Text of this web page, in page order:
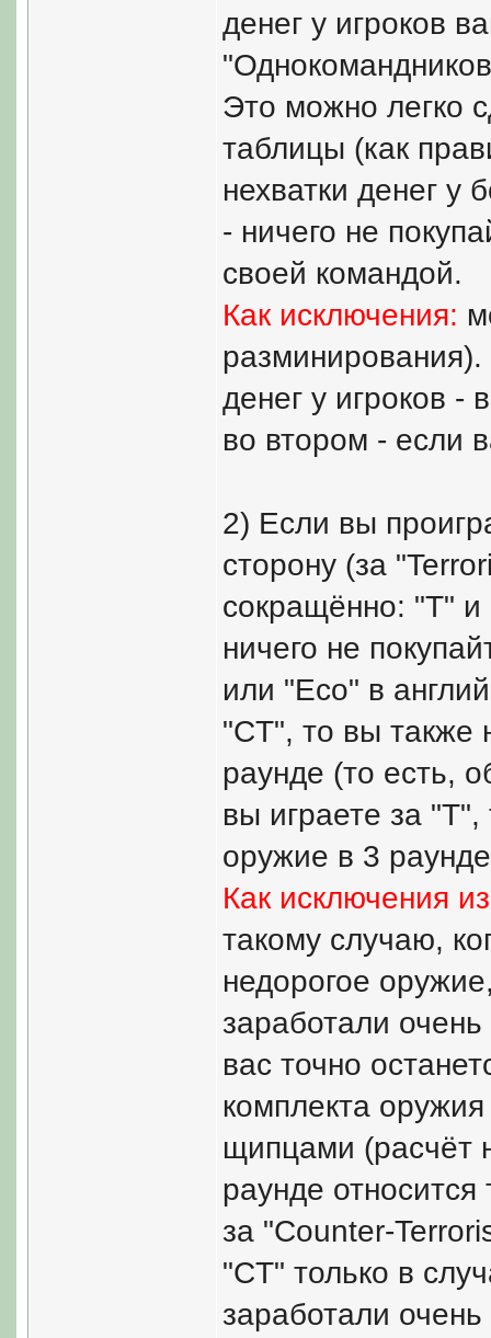
денег у игроков
Это можно легко
таблицы (как
нехватки денег у
- ничего не
своей командой.
Как исключения:
денег у игроков -
во втором - если
2) Если вы
сторону (за
сокращённо: "T" и
ничего не
или "Eco" в
"CT", то вы также
раунде (то есть,
вы играете за
оружие в 3
Как исключения
такому случаю,
недорогое
заработали
вас точно
комплекта
щипцами (расчёт
раунде
за "Counter-
"CT" только в
заработали